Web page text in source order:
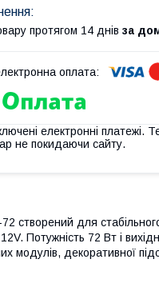
протягом 14 днів за
електронні платежі.
не покидаючи сайту.
створений для
Потужність 72 Вт і
модулів, декоративної